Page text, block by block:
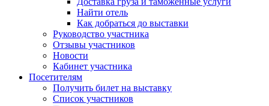
Найти отель
Как добраться до выставки
Руководство участника
Отзывы участников
Новости
Кабинет участника
Посетителям
Получить билет на выставку
Список участников